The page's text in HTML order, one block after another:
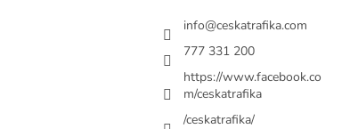
info@ceskatrafika.com
777 331 200
https://www.facebook.co
m/ceskatrafika
/ceskatrafika/